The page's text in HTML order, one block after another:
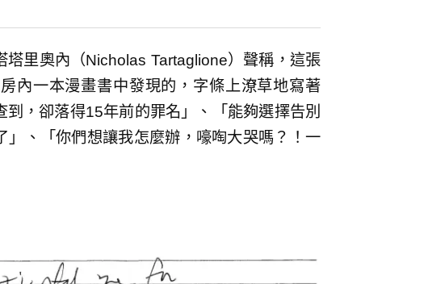
塔里奧內（Nicholas Tartaglione）聲稱，這張
內一本漫畫書中發現的，字條上潦草地寫著
到，卻落得15年前的罪名」、「能夠選擇告別
、「你們想讓我怎麼辦，嚎啕大哭嗎？！一